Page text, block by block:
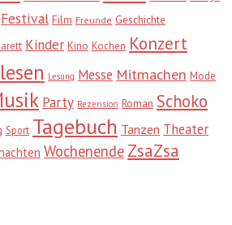
Festival Film Freunde Geschichte
Kinder Kino Kochen Konzert
lesen Lesung Messe Mitmachen Mode
Party Rezension Roman Schoko
Sport Tagebuch Tanzen Theater
Wochenende ZsaZsa